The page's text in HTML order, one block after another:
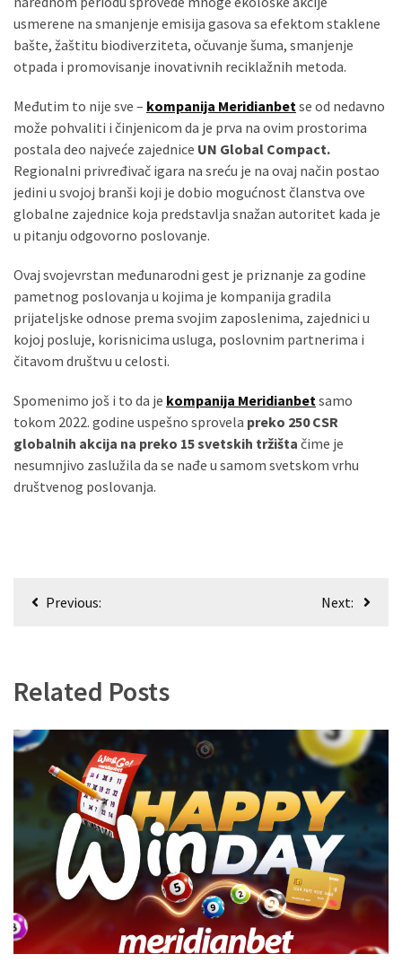
usmerene na smanjenje emisija gasova sa efektom staklene
bašte, žaštitu biodiverziteta, očuvanje šuma, smanjenje
otpada i promovisanje inovativnih reciklažnih metoda.
Međutim to nije sve – kompanija Meridianbet se od nedavno
može pohvaliti i činjenicom da je prva na ovim prostorima
postala deo najveće zajednice UN Global Compact.
Regionalni privređivač igara na sreću je na ovaj način postao
jedini u svojoj branši koji je dobio mogućnost članstva ove
globalne zajednice koja predstavlja snažan autoritet kada je
u pitanju odgovorno poslovanje.
Ovaj svojevrstan međunarodni gest je priznanje za godine
pametnog poslovanja u kojima je kompanija gradila
prijateljske odnose prema svojim zaposlenima, zajednici u
kojoj posluje, korisnicima usluga, poslovnim partnerima i
čitavom društvu u celosti.
Spomenimo još i to da je kompanija Meridianbet samo
tokom 2022. godine uspešno sprovela preko 250 CSR
globalnih akcija na preko 15 svetskih tržišta čime je
nesumnjivo zaslužila da se nađe u samom svetskom vrhu
društvenog poslovanja.
Кретање
Previous: Next:
Related Posts